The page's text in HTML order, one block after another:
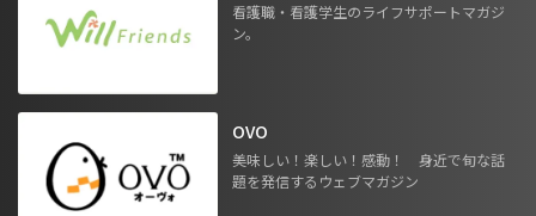
看護職・看護学生のライフサポートマガジ
ン。
OVO
美味しい！楽しい！感動！ 身近で旬な話
題を発信するウェブマガジン